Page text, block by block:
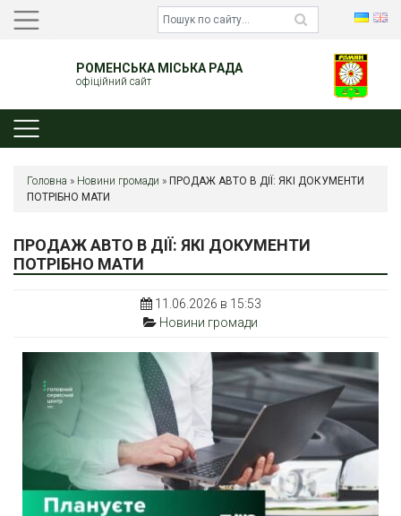
РОМЕНСЬКА МІСЬКА РАДА
офіційний сайт
Головна » Новини громади » ПРОДАЖ АВТО В ДІЇ: ЯКІ ДОКУМЕНТИ
ПОТРІБНО МАТИ
ПРОДАЖ АВТО В ДІЇ: ЯКІ ДОКУМЕНТИ
ПОТРІБНО МАТИ
11.06.2026 в 15:53
Новини громади